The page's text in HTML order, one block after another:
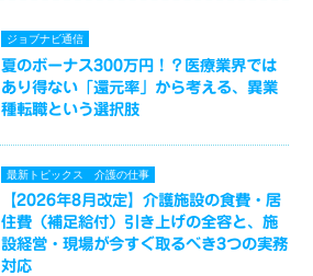
ジョブナビ通信
夏のボーナス300万円！？医療業界では
あり得ない「還元率」から考える、異業
種転職という選択肢
最新トピックス 介護の仕事
【2026年8月改定】介護施設の食費・居
住費（補足給付）引き上げの全容と、施
設経営・現場が今すぐ取るべき3つの実務
対応